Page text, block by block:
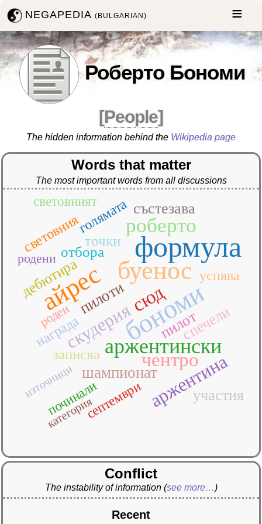
NEGAPEDIA(BULGARIAN)
Роберто Бономи
[People]
The hidden information behind the Wikipedia page
Words that matter
The most important words from all discussions
формула
бономи
айрес буенос
аржентински
роберто
сюд
чентро
аржентина
скудерия
пилоти
шампионат
пилотспечели
състезава
участия
дебютира
записва
отбора
точки
голямата
награда
световния
успява
починали
световният
септември
роден
родени
източници
категория
Conflict
The instability of information (see more…)
Recent